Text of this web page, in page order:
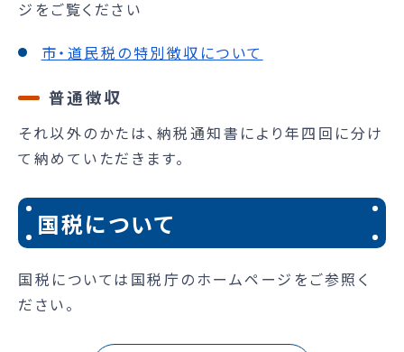
ジをご覧ください
市・道民税の特別徴収について
普通徴収
それ以外のかたは、納税通知書により年四回に分け
て納めていただきます。
国税について
国税については国税庁のホームページをご参照く
ださい。